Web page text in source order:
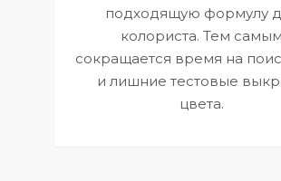
подходящую формулу
колориста. Тем самым
сокращается время на
и лишние тестовые
цвета.